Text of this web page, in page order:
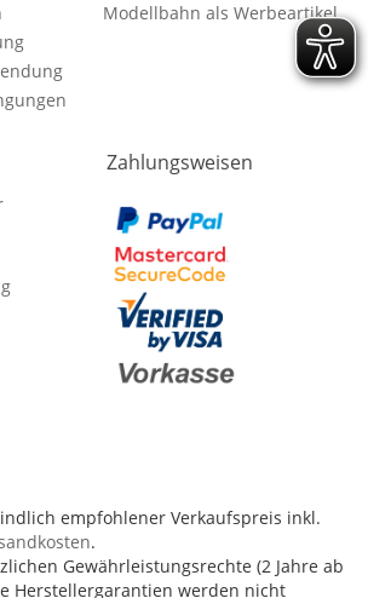
Modellbahn als Werbeartikel
Zahlungsweisen
empfohlener Verkaufspreis inkl.
.
Gewährleistungsrechte (2 Jahre ab
Herstellergarantien werden nicht